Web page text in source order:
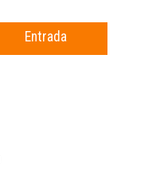
Entrada